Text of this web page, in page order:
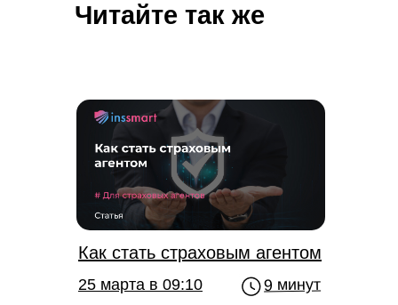
Читайте так же
Как стать страховым агентом
25 марта в 09:10 9 минут